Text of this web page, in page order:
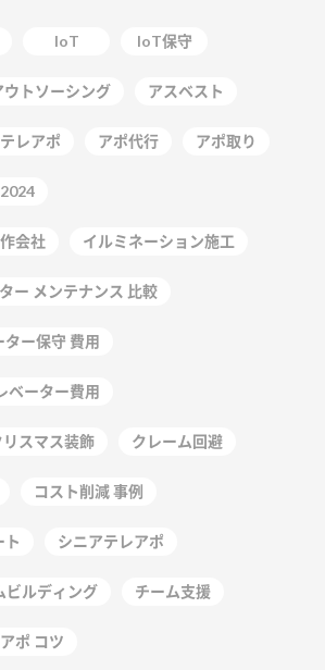
IoT IoT保守
ウトソーシング アスベスト
レアポ アポ代行 アポ取り
会社 イルミネーション施工
ー メンテナンス 比較
ター保守 費用
ベーター費用
リスマス装飾 クレーム回避
コスト削減 事例
ト シニアテレアポ
ビルディング チーム支援
ポ コツ